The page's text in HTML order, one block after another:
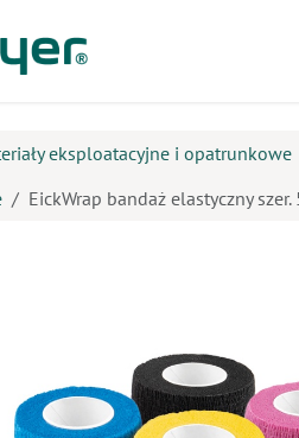
eksploatacyjne i opatrunkowe
EickWrap bandaż elastyczny szer.